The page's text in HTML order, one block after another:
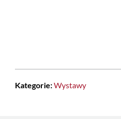
Kategorie:Wystawy